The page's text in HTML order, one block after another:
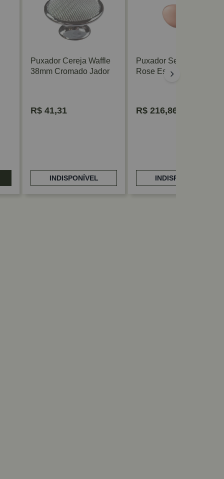
Puxador Cereja Waffle
38mm Cromado Jador
R$ 41,31
INDISPONÍVEL
Puxador Seixo Grande
Rose Escovado Zen
R$ 216,86
INDISPONÍVEL